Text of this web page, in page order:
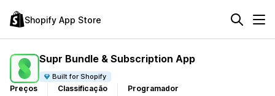
Shopify App Store
Supr Bundle & Subscription App
Built for Shopify
Preços
Classificação
Programador